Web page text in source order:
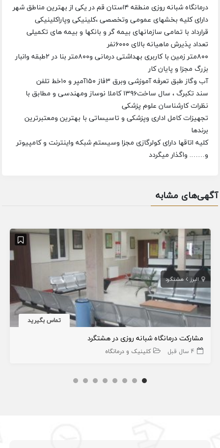
درمانگاه شبانه روزی منطقه ۴استان قم در یکی از بهترین مناطق شهر
دارای کلیه بخشهای عمومی وتخصصی ،کلینیکی وپاراکلینیکی
قرارداد با تمامی سازمانهای بیمه گر ‌و بانکها و بیمه های تکمیلی
تعداد پذیرش ماهیانه بالای ۶۰۰۰نفر
۸۰۰متر زمین با کاربری بهداشتی درمانی و۸۰۰متر بنا در ۲طبقه وانبار
بزرگ مجزا و پایان کار
آب وگاز طبق تعرفه آموزشی وبرق ۳فاز ۱۵۰آمپر و ۱۰خط تلفن
سند تکبرگ ، سال ساخت۱۳۹۶ کاملا نوساز ومهندسی و مطابق با
نظرات کارشناسان علوم پزشکی
تجهیزات کامل اداری وپزشکی و تاسیساتی با بهترین ومعتبرترین
برندها
کلیه اتاقها دارای کولرگازی مجزا وسیستم شبکه واینترنت و کامپیوتر
و……. واگذار میگردد
آگهی‌های مشابه
البرز هشتگرد
تماس بگیرید
مشارکت درمانگاه شبانه روزی در هشتگرد
4 سال قبل کلینیک و درمانگاه